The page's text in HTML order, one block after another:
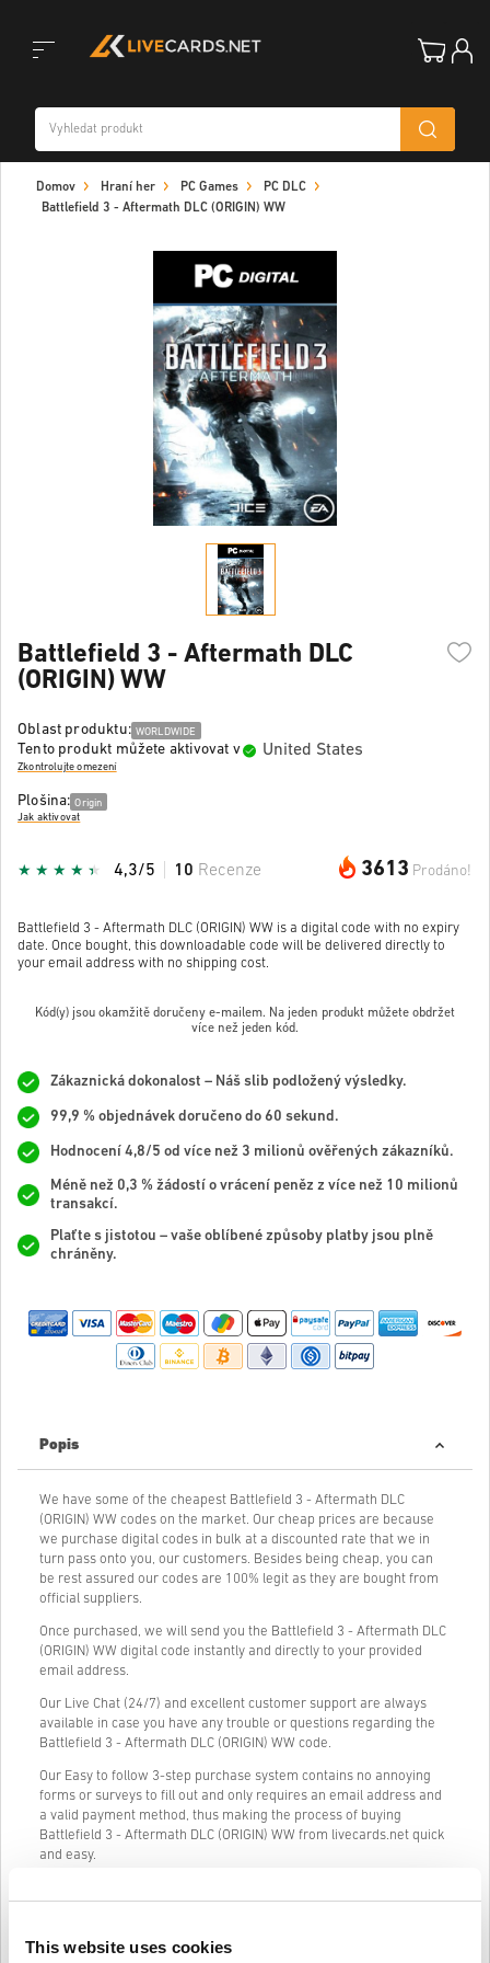
This website uses cookies
navigation
Domov Hraní her PC Games
PC DLC
Battlefield 3 - Aftermath DLC (ORIGIN) WW
Battlefield 3 - Aftermath DLC
(ORIGIN) WW
Oblast produktu: WORLDWIDE
Tento produkt můžete aktivovat v United States
Zkontrolujte omezení
Plošina: Origin
Jak aktivovat
3613 Prodáno!
4,3/5 10 Recenze
Battlefield 3 - Aftermath DLC (ORIGIN) WW is a digital code with no expiry
date. Once bought, this downloadable code will be delivered directly to
your email address with no shipping cost.
Kód(y) jsou okamžitě doručeny e-mailem. Na jeden produkt můžete obdržet
více než jeden kód.
Zákaznická dokonalost – Náš slib podložený výsledky.
99,9 % objednávek doručeno do 60 sekund.
Hodnocení 4,8/5 od více než 3 milionů ověřených zákazníků.
Méně než 0,3 % žádostí o vrácení peněz z více než 10 milionů
transakcí.
Plaťte s jistotou – vaše oblíbené způsoby platby jsou plně
chráněny.
Popis
We have some of the cheapest Battlefield 3 - Aftermath DLC
(ORIGIN) WW codes on the market. Our cheap prices are because
we purchase digital codes in bulk at a discounted rate that we in
turn pass onto you, our customers. Besides being cheap, you can
be rest assured our codes are 100% legit as they are bought from
official suppliers.
Once purchased, we will send you the Battlefield 3 - Aftermath DLC
(ORIGIN) WW digital code instantly and directly to your provided
email address.
Our Live Chat (24/7) and excellent customer support are always
available in case you have any trouble or questions regarding the
Battlefield 3 - Aftermath DLC (ORIGIN) WW code.
Our Easy to follow 3-step purchase system contains no annoying
forms or surveys to fill out and only requires an email address and
a valid payment method, thus making the process of buying
Battlefield 3 - Aftermath DLC (ORIGIN) WW from livecards.net quick
and easy.